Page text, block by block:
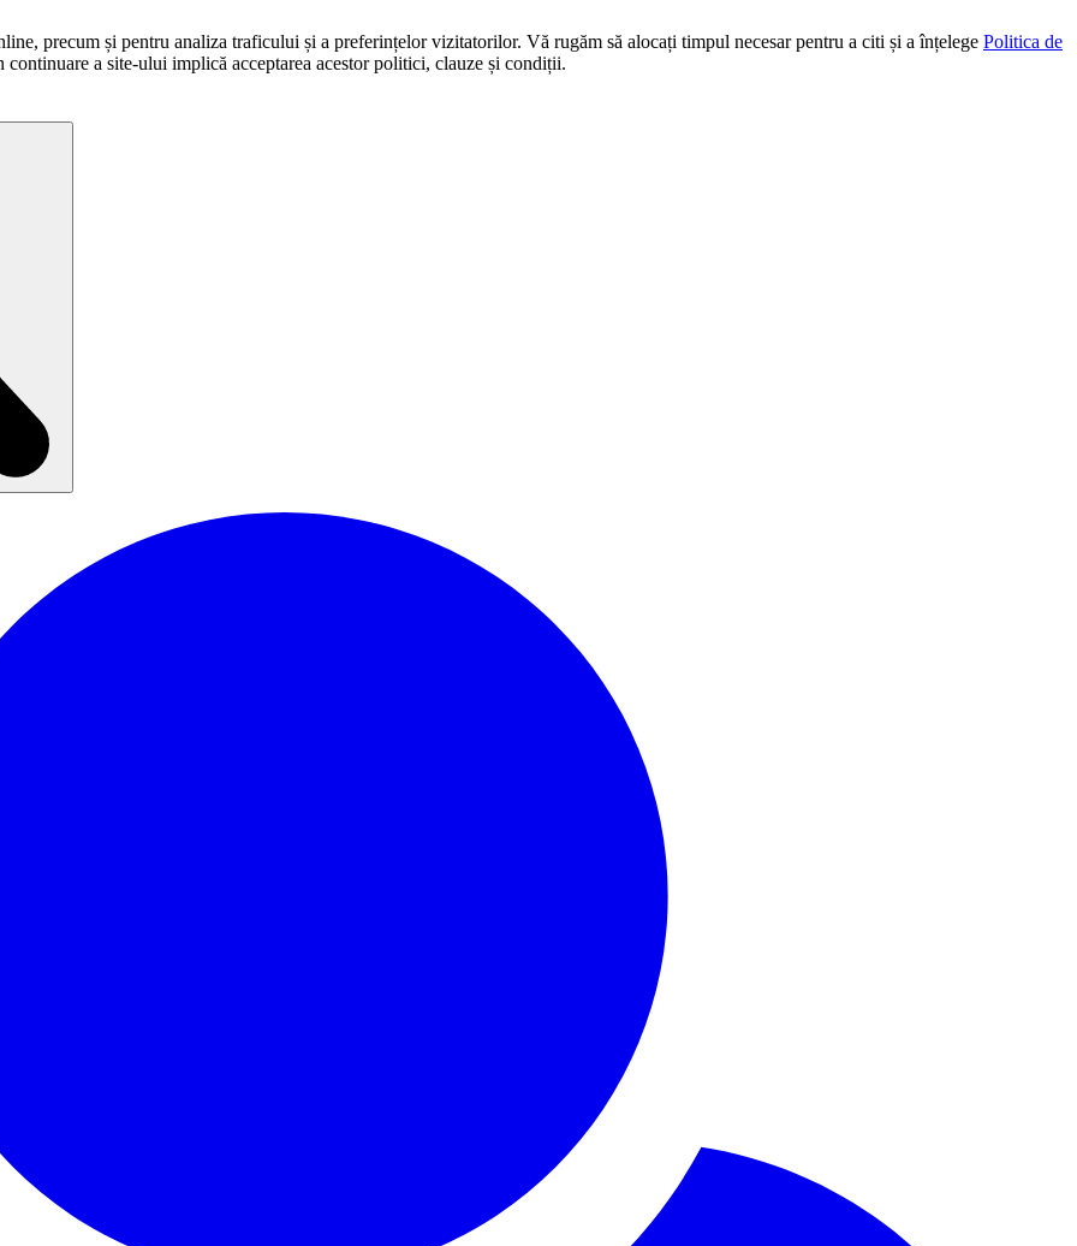
precum și pentru analiza traficului și a preferințelor vizitatorilor. Vă rugăm să alocați timpul necesar pentru a citi și a înțelege Politica de
continuare a site-ului implică acceptarea acestor politici, clauze și condiții.